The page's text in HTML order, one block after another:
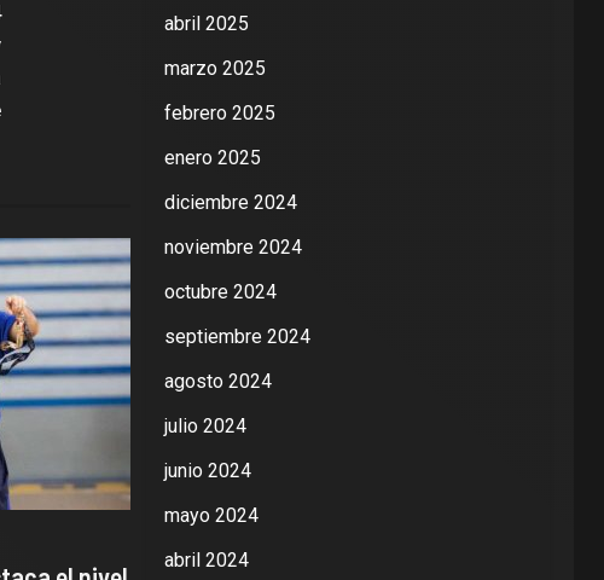
abril 2025
marzo 2025
febrero 2025
enero 2025
diciembre 2024
noviembre 2024
octubre 2024
septiembre 2024
agosto 2024
julio 2024
junio 2024
mayo 2024
abril 2024